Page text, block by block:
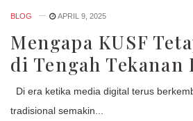
BLOG APRIL 9, 2025
Mengapa KUSF
di Tengah
Di era ketika media digital terus
tradisional semakin...